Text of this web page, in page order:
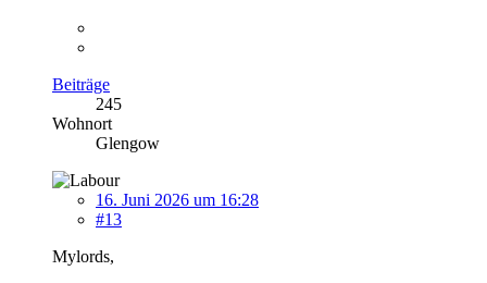
Beiträge
245
Wohnort
Glengow
16. Juni 2026 um 16:28
#13
Mylords,